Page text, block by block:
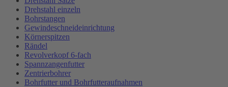
Drehstahl einzeln
Bohrstangen
Gewindeschneideinrichtung
Körnerspitzen
Rändel
Revolverkopf 6-fach
Spannzangenfutter
Zentrierbohrer
Bohrfutter und Bohrfutteraufnahmen